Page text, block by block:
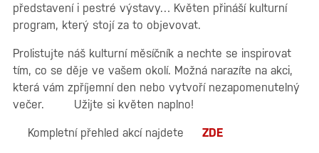
představení i pestré výstavy… Květen přináší kulturní
program, který stojí za to objevovat.
Prolistujte náš kulturní měsíčník a nechte se inspirovat
tím, co se děje ve vašem okolí. Možná narazíte na akci,
která vám zpříjemní den nebo vytvoří nezapomenutelný
večer.
Užijte si květen naplno!
Kompletní přehled akcí najdete ZDE